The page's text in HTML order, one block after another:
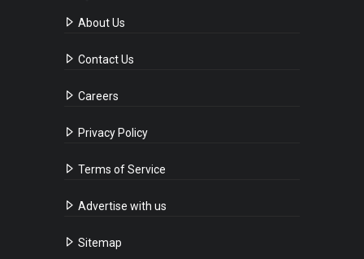
About Us
Contact Us
Careers
Privacy Policy
Terms of Service
Advertise with us
Sitemap